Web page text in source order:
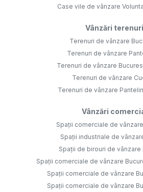
Case vile de vânzare
Vânzări terenuri
Terenuri de vânzare
Terenuri de vânzare
Terenuri de vânzare
Terenuri de vânzare
Terenuri de vânzare
Vânzări
Spații comerciale de
Spații industriale de
Spații de birouri de vânzare
Spații comerciale de vânzare
Spații comerciale de vânzare
Spații comerciale de vânzare